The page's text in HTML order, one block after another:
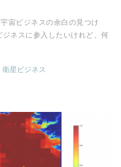
宙ビジネスの余白の見つけ
ネスに参入したいけれど、何
衛星ビジネス